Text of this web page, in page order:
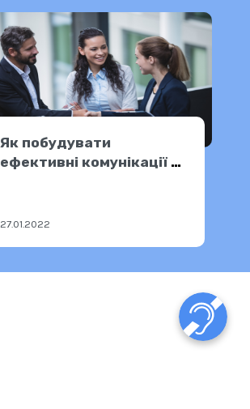
Як побудувати
ефективні комунікації в
27.01.2022